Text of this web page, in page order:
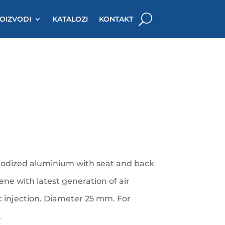
KATALOZI KONTAKT
aluminium with seat and back
with latest generation of air
Diameter 25 mm. For